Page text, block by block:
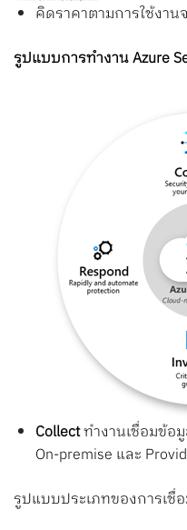
คิดราคาตามการใช้งาน
รูปแบบการทำงาน Azure
Collectทำงานเชื่อมข้อ
On-premise และ
รูปแบบประเภทของการเชื่